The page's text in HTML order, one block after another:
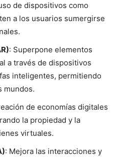
de dispositivos como
a los usuarios sumergirse
: Superpone elementos
a través de dispositivos
inteligentes, permitiendo
mundos.
de economías digitales
la propiedad y la
virtuales.
: Mejora las interacciones y